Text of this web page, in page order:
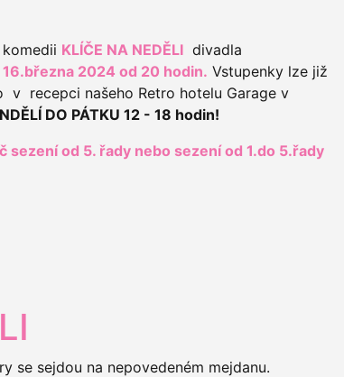
KLÍČE NA NEDĚLI divadla
2024 od 20 hodin. Vstupenky lze již
v recepci našeho Retro hotelu Garage v
DO PÁTKU 12 - 18 hodin!
sezení od 5. řady nebo sezení od 1.do 5.řady
se sejdou na nepovedeném mejdanu.